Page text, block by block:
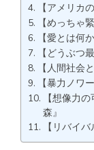
【アメリカ
【めっちゃ
【愛とは何
【どうぶつ
【人間社会
【暴力ノワ
【想像力
森』
【リバイ